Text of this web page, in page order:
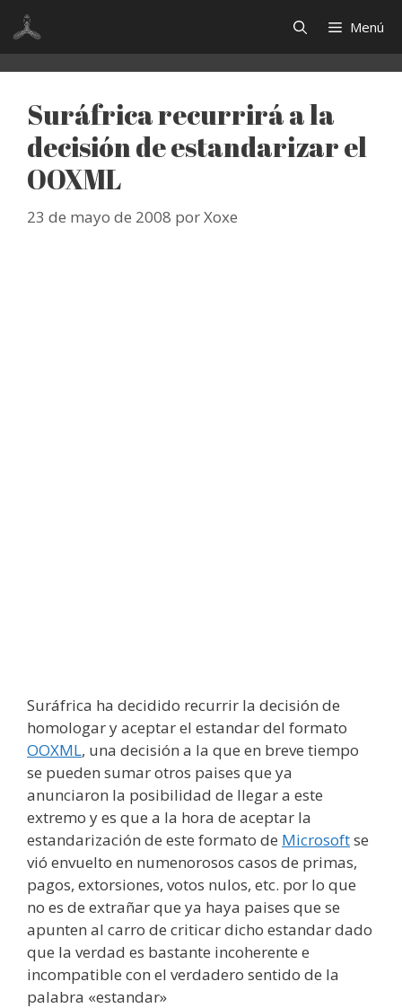
Saltar
contenido
Menú
Suráfrica recurrirá a la
decisión de estandarizar el
OOXML
23 de mayo de 2008 porXoxe
Suráfrica ha decidido recurrir la decisión de
homologar y aceptar el estandar del formato
OOXML, una decisión a la que en breve tiempo
se pueden sumar otros paises que ya
anunciaron la posibilidad de llegar a este
extremo y es que a la hora de aceptar la
estandarización de este formato de Microsoftse
vió envuelto en numenorosos casos de primas,
pagos, extorsiones, votos nulos, etc. por lo que
no es de extrañar que ya haya paises que se
apunten al carro de criticar dicho estandar dado
que la verdad es bastante incoherente e
incompatible con el verdadero sentido de la
palabra «estandar»